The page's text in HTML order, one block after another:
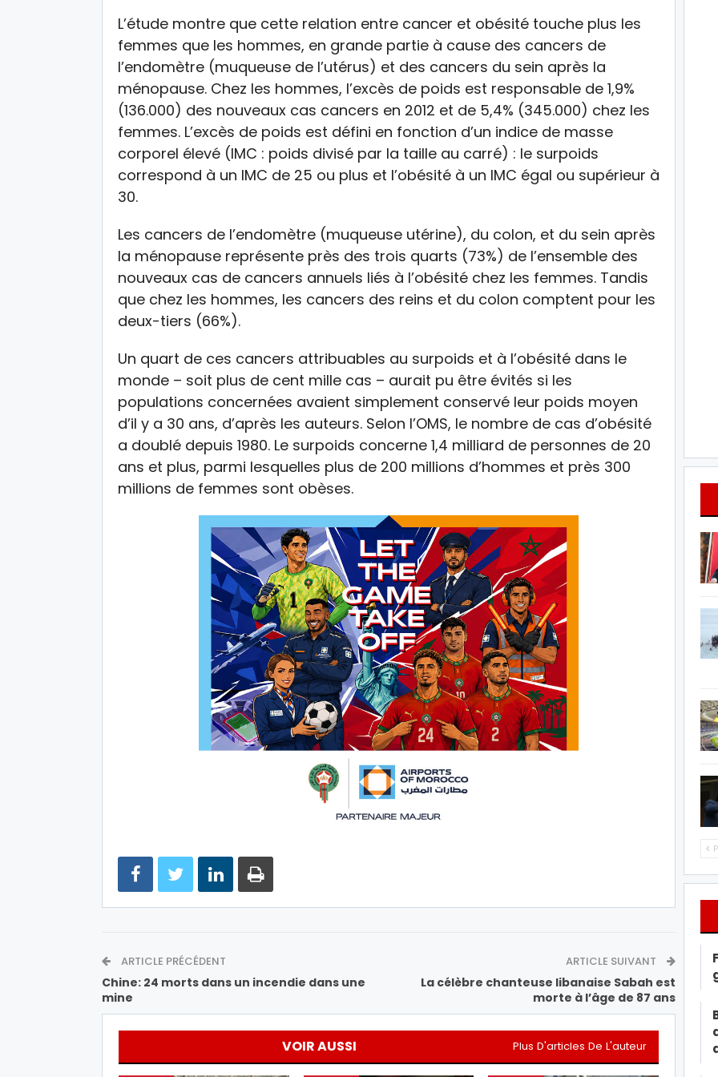
L’étude montre que cette relation entre cancer et obésité touche plus les
femmes que les hommes, en grande partie à cause des cancers de
l’endomètre (muqueuse de l’utérus) et des cancers du sein après la
ménopause. Chez les hommes, l’excès de poids est responsable de 1,9%
(136.000) des nouveaux cas cancers en 2012 et de 5,4% (345.000) chez les
femmes. L’excès de poids est défini en fonction d’un indice de masse
corporel élevé (IMC : poids divisé par la taille au carré) : le surpoids
correspond à un IMC de 25 ou plus et l’obésité à un IMC égal ou supérieur à
30.
Les cancers de l’endomètre (muqueuse utérine), du colon, et du sein après
la ménopause représente près des trois quarts (73%) de l’ensemble des
nouveaux cas de cancers annuels liés à l’obésité chez les femmes. Tandis
que chez les hommes, les cancers des reins et du colon comptent pour les
deux-tiers (66%).
Un quart de ces cancers attribuables au surpoids et à l’obésité dans le
monde – soit plus de cent mille cas – aurait pu être évités si les
populations concernées avaient simplement conservé leur poids moyen
d’il y a 30 ans, d’après les auteurs. Selon l’OMS, le nombre de cas d’obésité
a doublé depuis 1980. Le surpoids concerne 1,4 milliard de personnes de 20
ans et plus, parmi lesquelles plus de 200 millions d’hommes et près 300
millions de femmes sont obèses.
ARTICLE PRÉCÉDENT
Chine: 24 morts dans un incendie dans une
mine
ARTICLE SUIVANT
La célèbre chanteuse libanaise Sabah est
morte à l’âge de 87 ans
VOIR AUSSI Plus D'articles De L'auteur